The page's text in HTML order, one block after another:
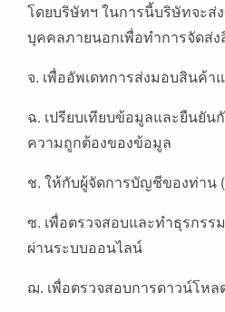
โดยบริษัทฯ ในการนี้บริษัทจะ
บุคคลภายนอกเพื่อทำการจัดส่
จ. เพื่ออัพเดทการส่งมอบสินค้า
ฉ. เปรียบเทียบข้อมูลและยืนยั
ความถูกต้องของข้อมูล
ช. ให้กับผู้จัดการบัญชีของท่าน
ซ. เพื่อตรวจสอบและทำธุรกรร
ผ่านระบบออนไลน์
ฌ. เพื่อตรวจสอบการดาวน์โห